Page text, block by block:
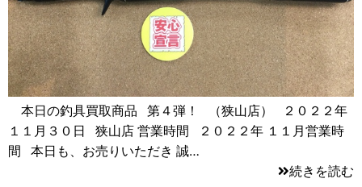
本日の釣具買取商品 第４弾！ （狭山店） ２０２２年
１１月３０日 狭山店 営業時間 ２０２２年 １１月営業時
間 本日も、お売りいただき 誠…
続きを読む